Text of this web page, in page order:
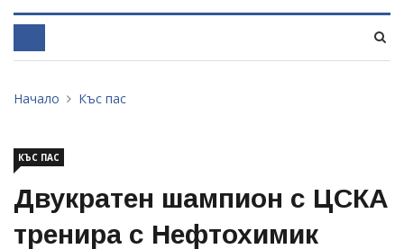
Начало Къс пас
КЪС ПАС
Двукратен шампион с ЦСКА
тренира с Нефтохимик